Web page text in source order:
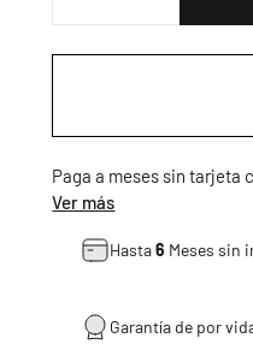
Paga a meses sin tarjeta
Ver más
Hasta6 Meses sin
Garantía de por